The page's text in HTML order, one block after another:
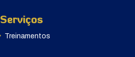
Serviços
Treinamentos